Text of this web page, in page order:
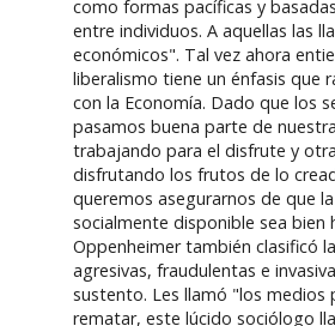
como formas pacíficas y
entre individuos. A aquellas las
económicos". Tal vez ahora
liberalismo tiene un énfasis que
con la Economía. Dado que los
pasamos buena parte de
trabajando para el disfrute y
disfrutando los frutos de lo
queremos asegurarnos de que
socialmente disponible sea bien
Oppenheimer también clasificó
agresivas, fraudulentas e
sustento. Les llamó "los medios
rematar, este lúcido sociólogo